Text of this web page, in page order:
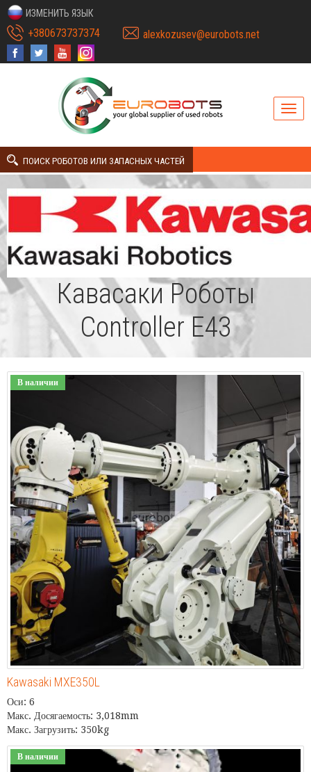
ИЗМЕНИТЬ ЯЗЫК
+380673737374 alexkozusev@eurobots.net
ПОИСК РОБОТОВ ИЛИ ЗАПАСНЫХ ЧАСТЕЙ
Кавасаки Роботы
Controller Е43
В наличии
Kawasaki MXE350L
Оси: 6
Макс. Досягаемость: 3,018mm
Макс. Загрузить: 350kg
В наличии